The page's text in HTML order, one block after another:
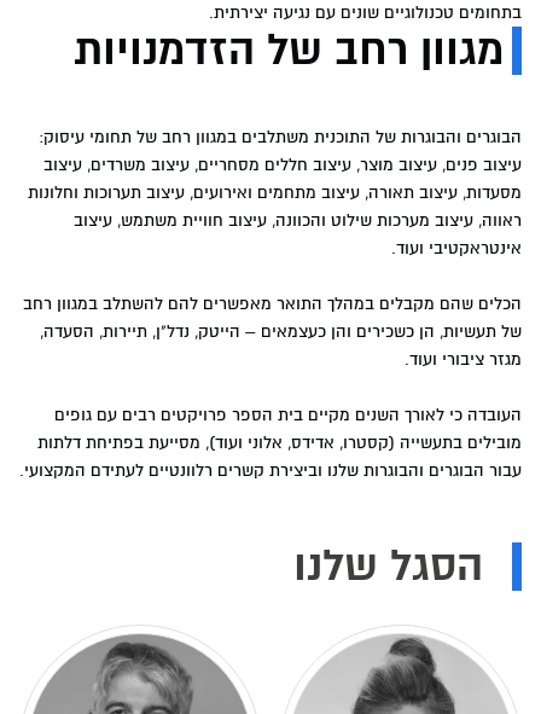
בתחומים טכנולוגיים שונים עם נגיעה יצירתית.
מגוון רחב של הזדמנויות
הבוגרים והבוגרות של התוכנית משתלבים במגוון רחב של תחומי עיסוק:
עיצוב פנים, עיצוב מוצר, עיצוב חללים מסחריים, עיצוב משרדים, עיצוב
מסעדות, עיצוב תאורה, עיצוב מתחמים ואירועים, עיצוב תערוכות וחלונות
ראווה, עיצוב מערכות שילוט והכוונה, עיצוב חוויית משתמש, עיצוב
אינטראקטיבי ועוד.
הכלים שהם מקבלים במהלך התואר מאפשרים להם להשתלב במגוון רחב
של תעשיות, הן כשכירים והן כעצמאים – הייטק, נדל"ן, תיירות, הסעדה,
מגזר ציבורי ועוד.
העובדה כי לאורך השנים מקיים בית הספר פרויקטים רבים עם גופים
מובילים בתעשייה (קסטרו, אדידס, אלוני ועוד), מסייעת בפתיחת דלתות
עבור הבוגרים והבוגרות שלנו וביצירת קשרים רלוונטיים לעתידם המקצועי.
הסגל שלנו